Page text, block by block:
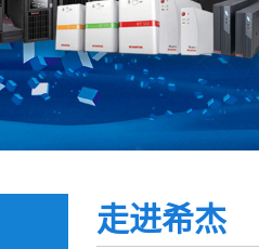
走进希杰